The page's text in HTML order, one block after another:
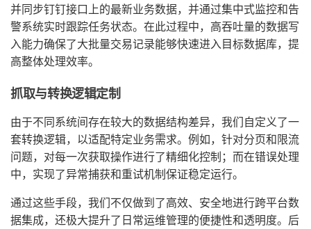
并同步钉钉接口上的最新业务数据，并通过集中式监控和告
警系统实时跟踪任务状态。在此过程中，高吞吐量的数据写
入能力确保了大批量交易记录能够快速进入目标数据库，提
高整体处理效率。
抓取与转换逻辑定制
由于不同系统间存在较大的数据结构差异，我们自定义了一
套转换逻辑，以适配特定业务需求。例如，针对分页和限流
问题，对每一次获取操作进行了精细化控制；而在错误处理
中，实现了异常捕获和重试机制保证稳定运行。
通过这些手段，我们不仅做到了高效、安全地进行跨平台数
据集成，还极大提升了日常运维管理的便捷性和透明度。后